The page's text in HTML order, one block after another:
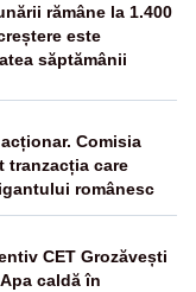
rămâne la 1.400
este
săptămânii
Comisia
tranzacția care
românesc
CET Grozăvești
caldă în